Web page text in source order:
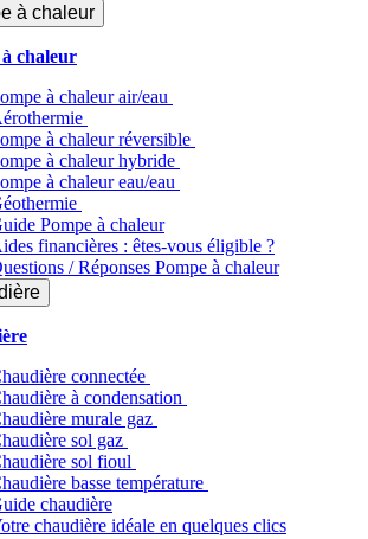
à chaleur
chaleur
à chaleur air/eau
à chaleur réversible
à chaleur hybride
à chaleur​ eau/eau
Pompe à chaleur
financières : êtes-vous éligible ?
/ Réponses Pompe à chaleur
connectée
à condensation
murale gaz
sol gaz
sol fioul
basse température
chaudière
chaudière idéale en quelques clics